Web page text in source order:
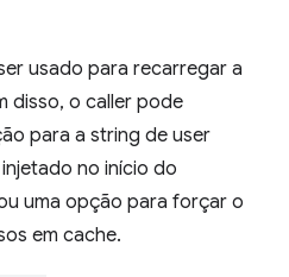
usado para recarregar a
disso, o caller pode
para a string de user
no início do
uma opção para forçar o
em cache.